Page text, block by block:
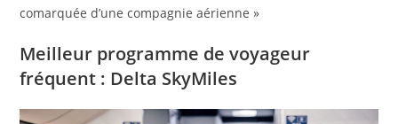
comarquée d’une compagnie aérienne »
Meilleur programme de voyageur
fréquent : Delta SkyMiles